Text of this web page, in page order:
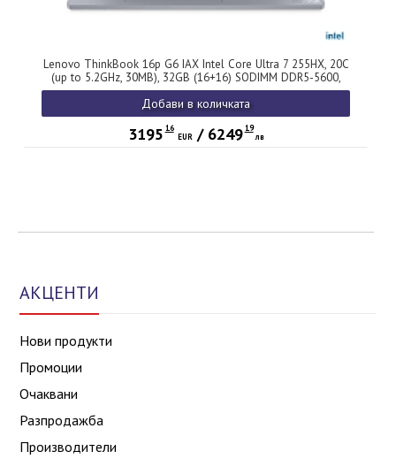
Lenovo ThinkBook 16p G6 IAX Intel Core Ultra 7 255HX, 20C
(up to 5.2GHz, 30MB), 32GB (16+16) SODIMM DDR5-5600,
1TB SSD, 16" WQXGA (2560x1600) IPS AG, NVIDIA GeForce
RTX 5060 8GB, FHD&IR Cam, Backlit KB, WLAN, BT, FPR,
Color Calibration, 4 cell, Win11Pro
Добави в количката
3195 16
EUR/ 6249 19
лв
АКЦЕНТИ
Нови продукти
Промоции
Очаквани
Разпродажба
Производители